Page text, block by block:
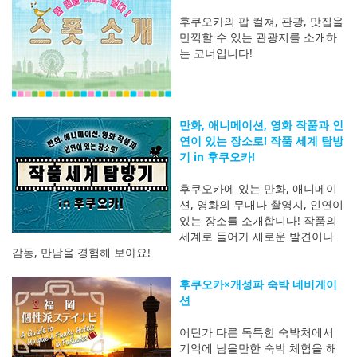
후쿠오카의 팝 컬쳐, 관광, 맛집을
만끽할 수 있는 관광지를 소개하
는 코너입니다!
만화, 애니메이션, 영화 작품과 인
연이 있는 장소로! 작품 세계 탐방
기 in 후쿠오카!
후쿠오카에 있는 만화, 애니메이
션, 영화의 무대나 촬영지, 인연이
있는 장소를 소개합니다! 작품의
세계로 들어가 새로운 발견이나
감동, 만남을 경험해 보아요!
후쿠오카×개성파 숙박 네비게이
션
어딘가 다른 독특한 숙박처에서
기억에 남을만한 숙박 체험을 해